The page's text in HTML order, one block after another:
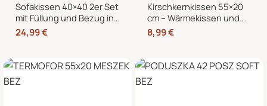
Sofakissen 40×40 2er Set
mit Füllung und Bezug in
edler Cord-Optik –
Dekokissen für Sofa,
24,99€
Kirschkernkissen 55×20
cm – Wärmekissen und
Kältekissen mit 100%
Kirschkernen, für
Nacken Rücken Bauch
8,99€